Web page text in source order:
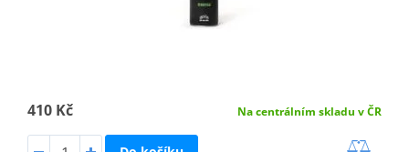
410 Kč Na centrálním skladu v ČR